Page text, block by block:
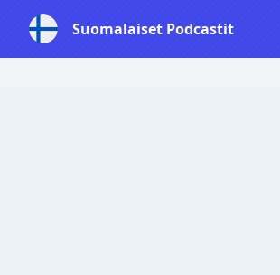
Suomalaiset Podcastit